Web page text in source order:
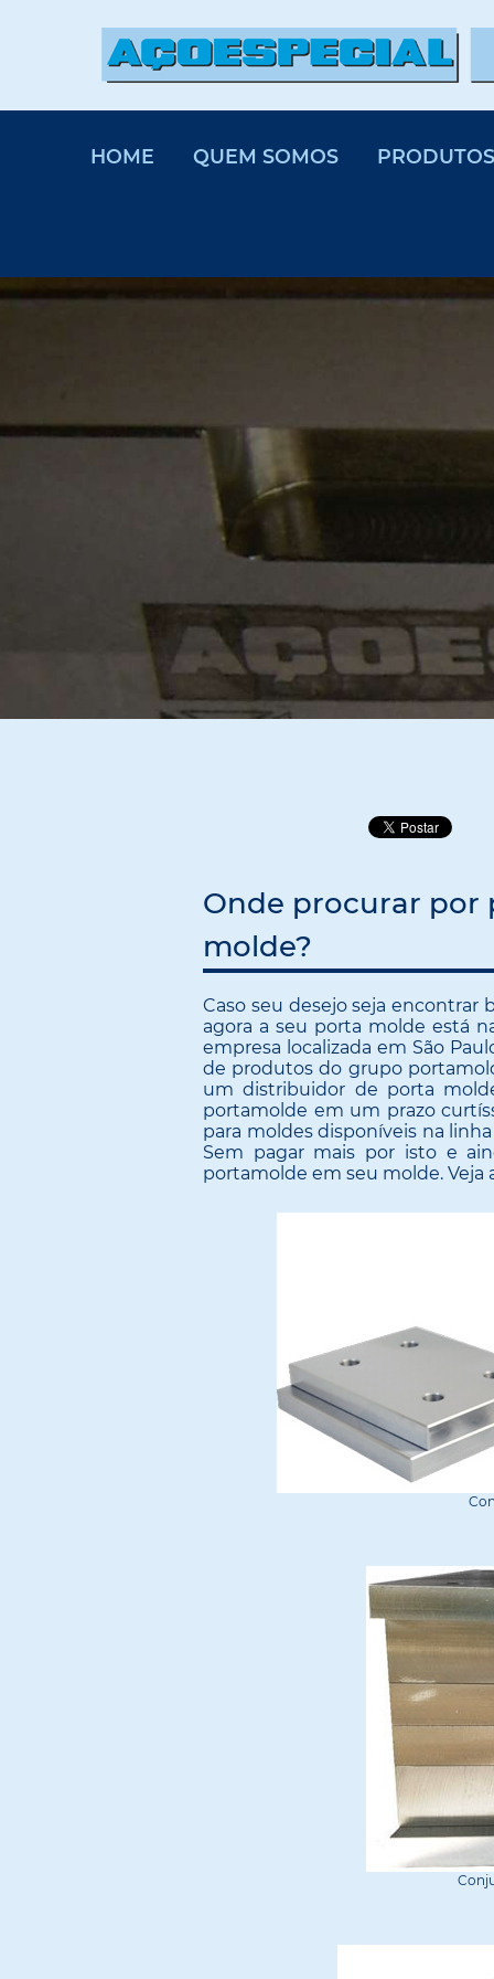
HOME QUEM SOMOS
Onde procurar por
molde?
Caso seu desejo seja
agora a seu porta molde está
empresa localizada em São
de produtos do grupo
um distribuidor de porta
portamolde em um prazo
para moldes disponíveis na
Sem pagar mais por isto e
portamolde em seu molde. Veja